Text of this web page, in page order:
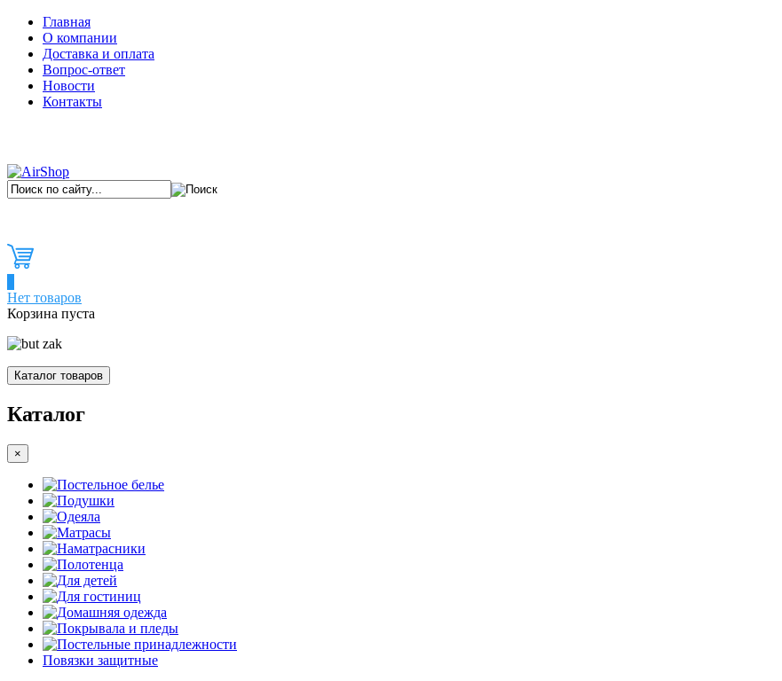
Главная
О компании
Доставка и оплата
Вопрос-ответ
Новости
Контакты
Нет товаров
Корзина пуста
Каталог товаров
Каталог
×
Постельное белье
Подушки
Одеяла
Матрасы
Наматрасники
Полотенца
Для детей
Для гостиниц
Домашняя одежда
Покрывала и пледы
Постельные принадлежности
Повязки защитные